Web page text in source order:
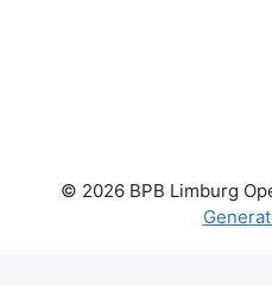
© 2026 BPB Limburg